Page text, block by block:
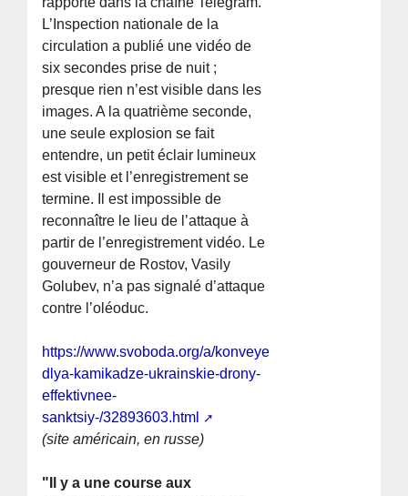
L’Inspection nationale de la
circulation a publié une vidéo de
six secondes prise de nuit ;
presque rien n’est visible dans les
images. A la quatrième seconde,
une seule explosion se fait
entendre, un petit éclair lumineux
est visible et l’enregistrement se
termine. Il est impossible de
reconnaître le lieu de l’attaque à
partir de l’enregistrement vidéo. Le
gouverneur de Rostov, Vasily
Golubev, n’a pas signalé d’attaque
contre l’oléoduc.
https://www.svoboda.org/a/konveyer-
dlya-kamikadze-ukrainskie-drony-
effektivnee-
sanktsiy-/32893603.html
(site américain, en russe)
"Il y a une course aux